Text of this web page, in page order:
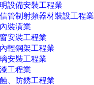
設備安裝工程業
管制射頻器材裝設工程業
裝潢業
安裝工程業
輕鋼架工程業
安裝工程業
工程業
、防銹工程業